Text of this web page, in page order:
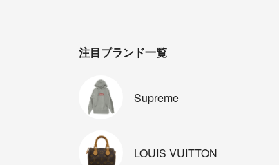
注目ブランド一覧
Supreme
LOUIS VUITTON